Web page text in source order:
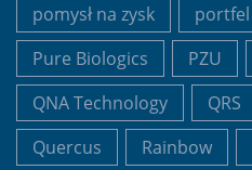
pomysł na zysk
portfel
Pure Biologics
PZU
QNA Technology
QRS
Quercus
Rainbow